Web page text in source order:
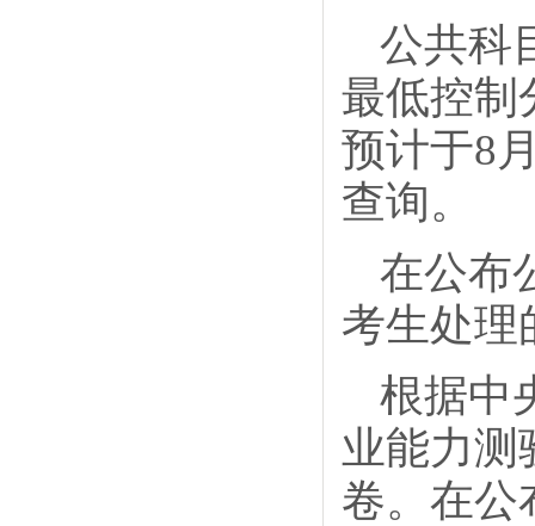
公共科
最低控制
预计于8
查询。
在公布
考生处理
根据中
业能力测
卷。在公